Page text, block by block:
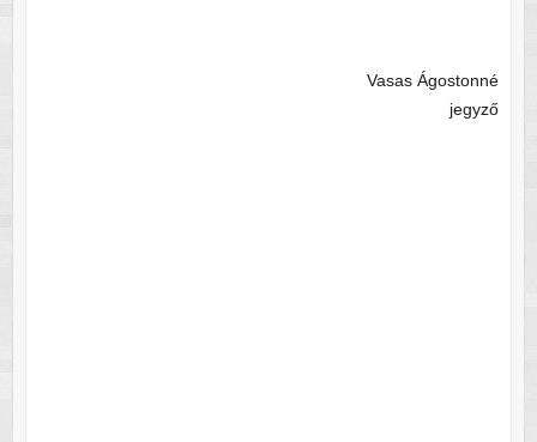
Vasas Ágostonné
jegyző